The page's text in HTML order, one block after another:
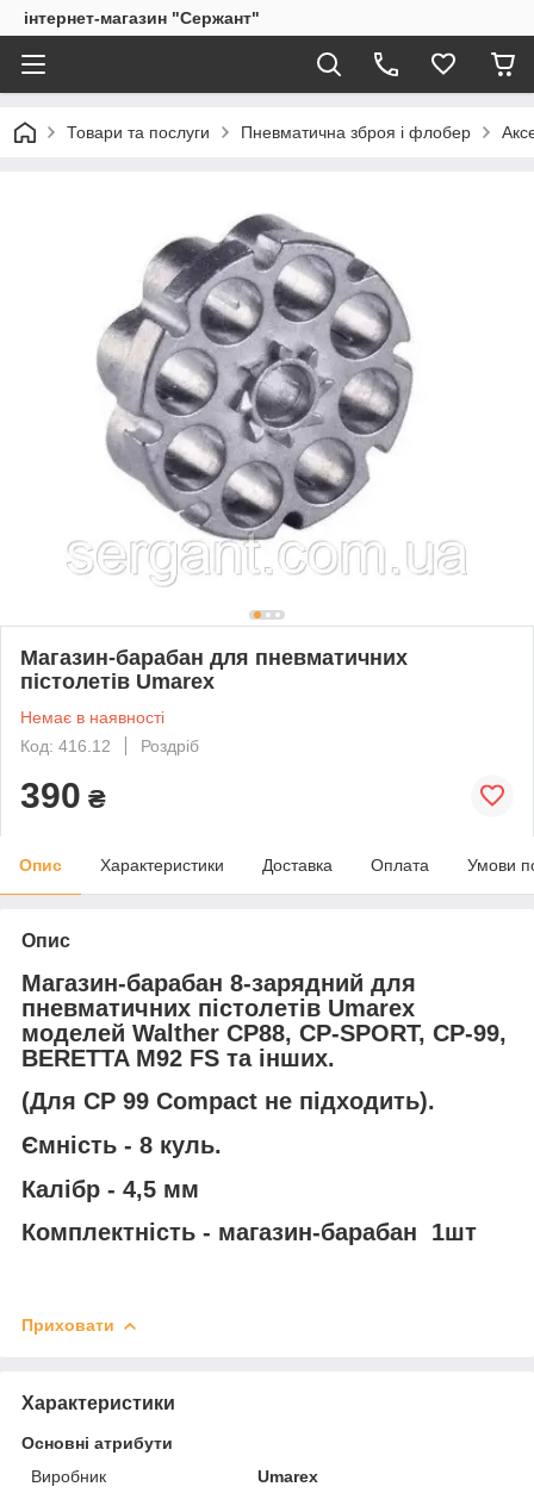
інтернет-магазин "Сержант"
Товари та послуги Пневматична зброя і флобер
Магазин-барабан для пневматичних
пістолетів Umarex
Немає в наявності
Код: 416.12
Роздріб
390 ₴
Опис Характеристики Доставка Оплата Умови
Опис
Магазин-барабан 8-зарядний для
пневматичних пістолетів Umarex
моделей Walther CP88, CP-SPORT, CP-99,
BERETTA M92 FS та інших.
(Для CP 99 Compact не підходить).
Ємність - 8 куль.
Калібр - 4,5 мм
Комплектність - магазин-барабан
1шт
Приховати
Характеристики
Основні атрибути
Виробник
Umarex